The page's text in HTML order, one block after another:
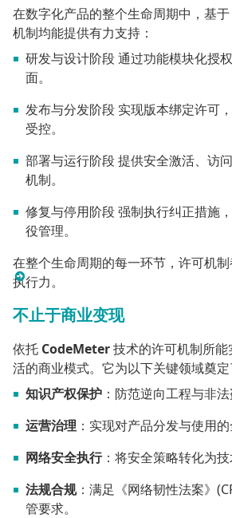
在数字化产品的整个生命周期中，基
机制均能提供有力支持：
研发与设计阶段 通过功能模块化授
面。
发布与分发阶段 实现版本绑定许可
受控。
部署与运行阶段 提供安全激活、访
机制。
修复与停用阶段 强制执行纠正措施
役管理。
在整个生命周期的每一环节，许可机
执行力。
不止于商业变现
依托 CodeMeter技术的许可机制所
活的商业模式。它为以下关键领域奠定
知识产权保护 ：防范逆向工程与非法
运营治理 ：实现对产品分发与使用的
网络安全执行：将安全策略转化为技
法规合规：满足《网络韧性法案》
管要求。